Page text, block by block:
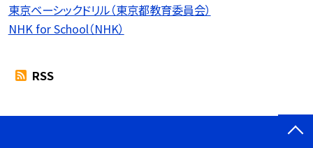
東京ベーシックドリル（東京都教育委員会）
NHK for School（NHK）
RSS